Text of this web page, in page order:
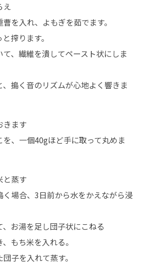
え
を入れ、よもぎを茹でます。
搾ります。
、繊維を潰してペースト状にしま
、搗く音のリズムが心地よく響きま
ます
、一個40gほど手に取って丸めま
蒸す
場合、3日前から水をかえながら浸
お湯を足し団子状にこねる
もち米を入れる。
子を入れて蒸す。